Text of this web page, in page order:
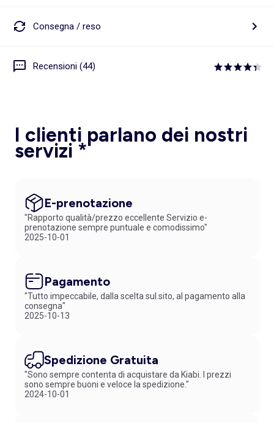
Consegna / reso
Recensioni (44)
I clienti parlano dei nostri
servizi *
E-prenotazione
"Rapporto qualità/prezzo eccellente Servizio e-
prenotazione sempre puntuale e comodissimo"
2025-10-01
Pagamento
"Tutto impeccabile, dalla scelta sul.sito, al pagamento alla
consegna"
2025-10-13
Spedizione Gratuita
"Sono sempre contenta di acquistare da Kiabi. I prezzi
sono sempre buoni e veloce la spedizione."
2024-10-01